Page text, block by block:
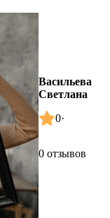
Васильева
Светлана
0·
0 отзывов